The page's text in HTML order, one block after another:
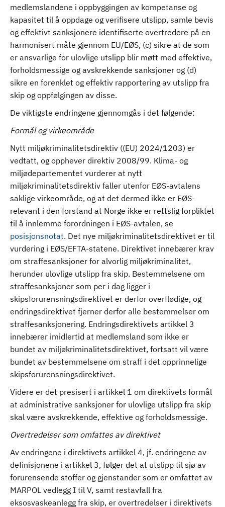
medlemslandene i oppbyggingen av kompetanse og
kapasitet til å oppdage og verifisere utslipp, samle bevis
og effektivt sanksjonere identifiserte overtredere på en
harmonisert måte gjennom EU/EØS, (c) sikre at de som
er ansvarlige for ulovlige utslipp blir møtt med effektive,
forholdsmessige og avskrekkende sanksjoner og (d)
sikre en forenklet og effektiv rapportering av utslipp fra
skip og oppfølgingen av disse.
De viktigste endringene gjennomgås i det følgende:
Formål og virkeområde
Nytt miljøkriminalitetsdirektiv ((EU) 2024/1203) er
vedtatt, og opphever direktiv 2008/99. Klima- og
miljødepartementet vurderer at nytt
miljøkriminalitetsdirektiv faller utenfor EØS-avtalens
saklige virkeområde, og at det dermed ikke er EØS-
relevant i den forstand at Norge ikke er rettslig forpliktet
til å innlemme forordningen i EØS-avtalen, se
posisjonsnotat. Det nye miljøkriminalitetsdirektivet er til
vurdering i EØS/EFTA-statene. Direktivet innebærer krav
om straffesanksjoner for alvorlig miljøkriminalitet,
herunder ulovlige utslipp fra skip. Bestemmelsene om
straffesanksjoner som per i dag ligger i
skipsforurensningsdirektivet er derfor overflødige, og
endringsdirektivet fjerner derfor alle bestemmelser om
straffesanksjonering. Endringsdirektivets artikkel 3
innebærer imidlertid at medlemsland som ikke er
bundet av miljøkriminalitetsdirektivet, fortsatt vil være
bundet av bestemmelsene om straff i det opprinnelige
skipsforurensningsdirektivet.
Videre er det presisert i artikkel 1 om direktivets formål
at administrative sanksjoner for ulovlige utslipp fra skip
skal være avskrekkende, effektive og forholdsmessige.
Overtredelser som omfattes av direktivet
Av endringene i direktivets artikkel 4, jf. endringene av
definisjonene i artikkel 3, følger det at utslipp til sjø av
forurensende stoffer og gjenstander som er omfattet av
MARPOL vedlegg I til V, samt restavfall fra
eksosvaskeanlegg fra skip, er overtredelser i direktivets